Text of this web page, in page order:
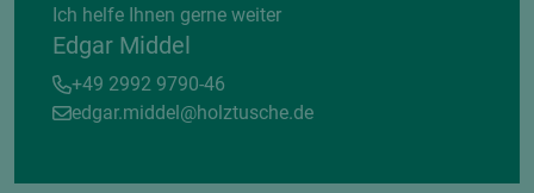
Ich helfe Ihnen gerne weiter
Edgar Middel
+49 2992 9790-46
edgar.middel@holztusche.de